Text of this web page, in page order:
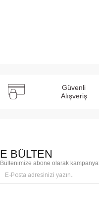
Güvenli
Alışveriş
E BÜLTEN
Bültenimize abone olarak